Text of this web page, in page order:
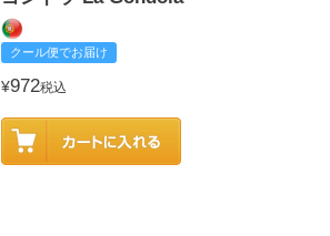
クール便でお届け
¥972税込